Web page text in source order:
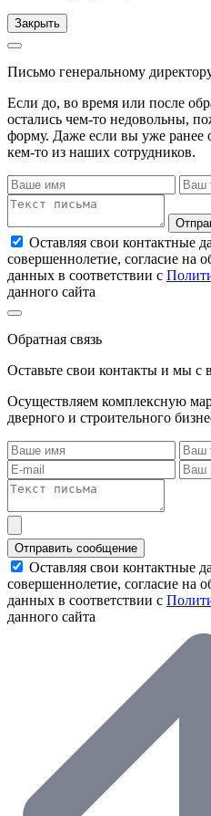
Закрыть
Письмо генеральному
Если до, во время или после
остались чем-то недовольны,
форму. Даже если вы уже ранее
кем-то из наших сотрудников.
Оставляя свои контактные
совершеннолетие, согласие на
данных в соответствии с
данного сайта
Обратная связь
Оставьте свои контакты и мы с
Осуществляем комплексную
дверного и строительного
Отправить сообщение
Оставляя свои контактные
совершеннолетие, согласие на
данных в соответствии с
данного сайта